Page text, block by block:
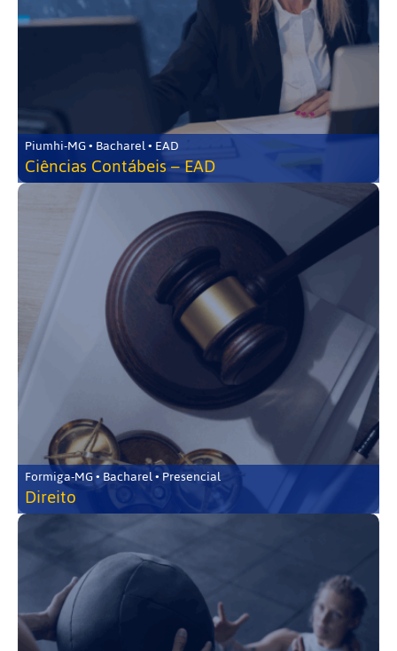
Piumhi-MG • Bacharel • EAD
Ciências Contábeis – EAD
Formiga-MG • Bacharel • Presencial
Direito